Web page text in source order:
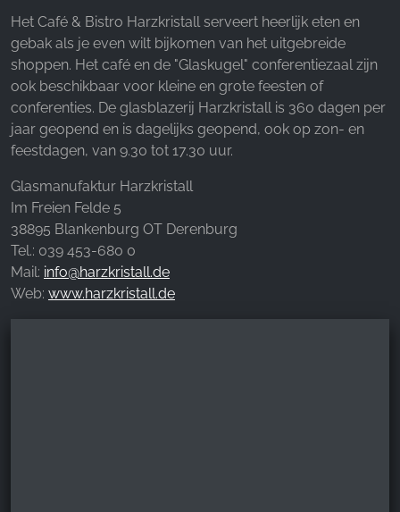
Het Café & Bistro Harzkristall serveert heerlijk eten en
gebak als je even wilt bijkomen van het uitgebreide
shoppen. Het café en de "Glaskugel" conferentiezaal zijn
ook beschikbaar voor kleine en grote feesten of
conferenties. De glasblazerij Harzkristall is 360 dagen per
jaar geopend en is dagelijks geopend, ook op zon- en
feestdagen, van 9.30 tot 17.30 uur.
Glasmanufaktur Harzkristall
Im Freien Felde 5
38895 Blankenburg OT Derenburg
Tel.: 039 453-680 0
Mail: info@harzkristall.de
Web: www.harzkristall.de